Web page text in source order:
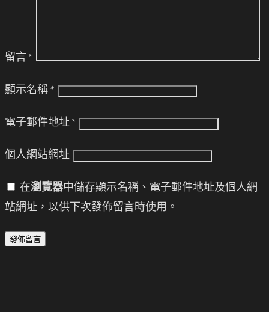
留言 *
顯示名稱 *
電子郵件地址 *
個人網站網址
在瀏覽器中儲存顯示名稱、電子郵件地址及個人網
站網址，以供下次發佈留言時使用。